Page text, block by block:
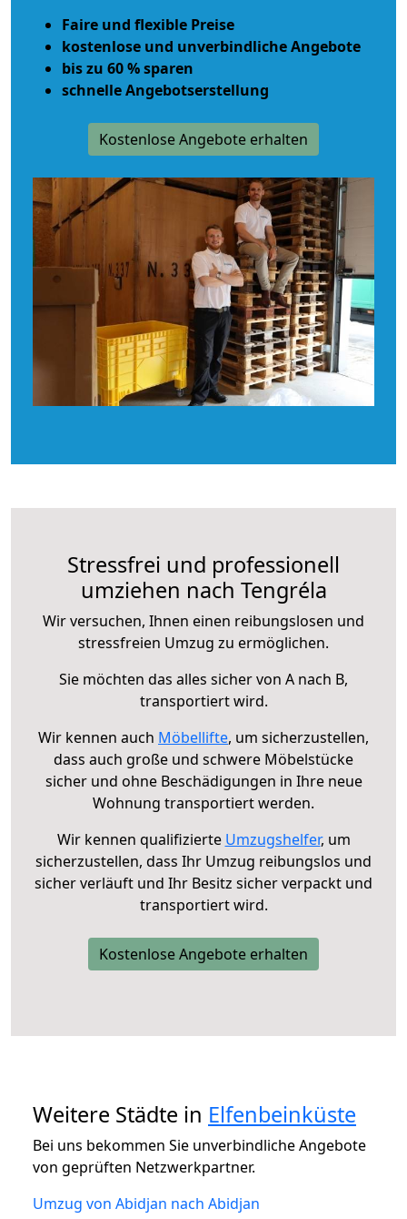
Faire und flexible Preise
kostenlose und unverbindliche Angebote
bis zu 60 % sparen
schnelle Angebotserstellung
Kostenlose Angebote erhalten
Stressfrei und professionell
umziehen nach Tengréla
Wir versuchen, Ihnen einen reibungslosen und
stressfreien Umzug zu ermöglichen.
Sie möchten das alles sicher von A nach B,
transportiert wird.
Wir kennen auch Möbellifte, um sicherzustellen,
dass auch große und schwere Möbelstücke
sicher und ohne Beschädigungen in Ihre neue
Wohnung transportiert werden.
Wir kennen qualifizierte Umzugshelfer, um
sicherzustellen, dass Ihr Umzug reibungslos und
sicher verläuft und Ihr Besitz sicher verpackt und
transportiert wird.
Kostenlose Angebote erhalten
Weitere Städte in Elfenbeinküste
Bei uns bekommen Sie unverbindliche Angebote
von geprüften Netzwerkpartner.
Umzug von Abidjan nach Abidjan